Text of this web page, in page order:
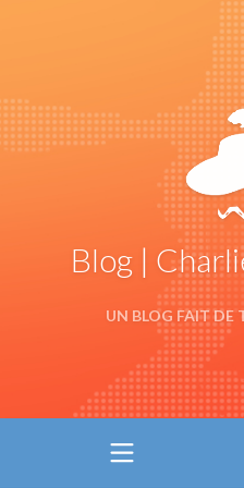
Blog |
UN BLOG FAIT DE